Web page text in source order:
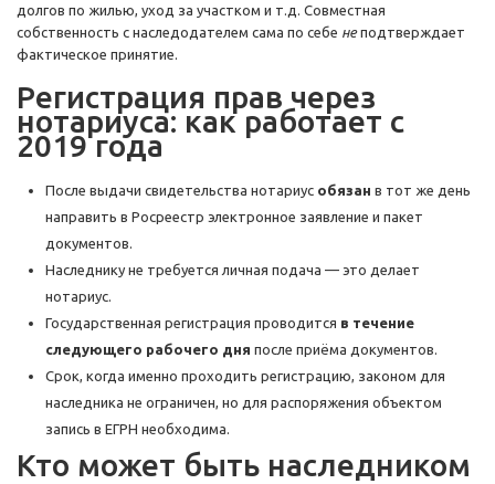
долгов по жилью, уход за участком и т.д. Совместная
собственность с наследодателем сама по себе неподтверждает
фактическое принятие.
Регистрация прав через
нотариуса: как работает с
2019 года
После выдачи свидетельства нотариус обязан в тот же день
направить в Росреестр электронное заявление и пакет
документов.
Наследнику не требуется личная подача — это делает
нотариус.
Государственная регистрация проводится в течение
следующего рабочего дня после приёма документов.
Срок, когда именно проходить регистрацию, законом для
наследника не ограничен, но для распоряжения объектом
запись в ЕГРН необходима.
Кто может быть наследником